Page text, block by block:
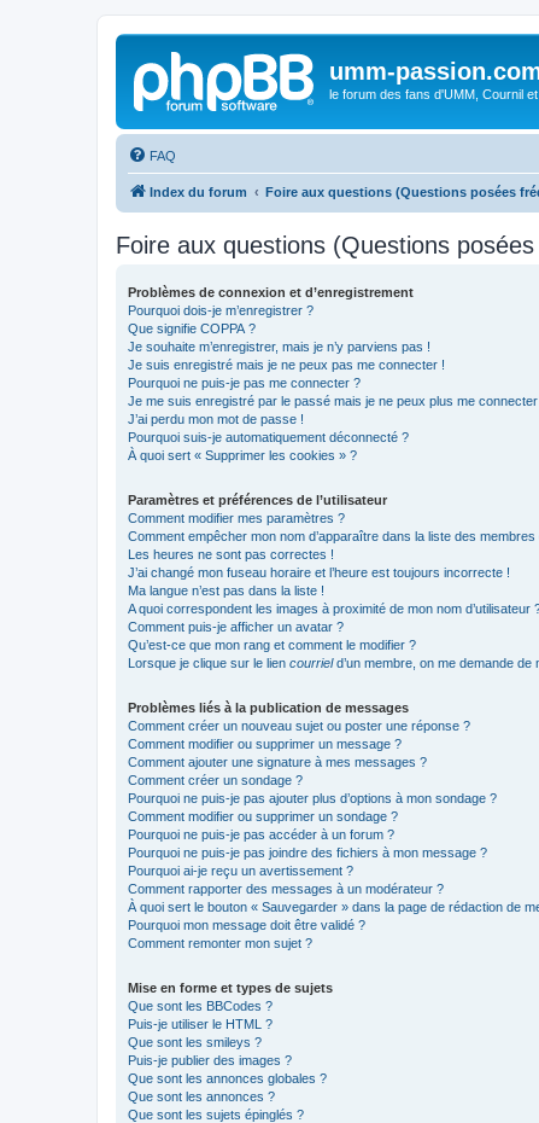
umm-
le forum des fans d'UMM, Cournil
FAQ
Index du forum Foire aux questions (Questions posées
Foire aux questions (Questions
Problèmes de connexion et d’enregistrement
Pourquoi dois-je m’enregistrer ?
Que signifie COPPA ?
Je souhaite m’enregistrer, mais je n’y parviens pas !
Je suis enregistré mais je ne peux pas me connecter !
Pourquoi ne puis-je pas me connecter ?
Je me suis enregistré par le passé mais je ne peux plus me connecter
J’ai perdu mon mot de passe !
Pourquoi suis-je automatiquement déconnecté ?
À quoi sert « Supprimer les cookies » ?
Paramètres et préférences de l’utilisateur
Comment modifier mes paramètres ?
Comment empêcher mon nom d’apparaître dans la liste des
Les heures ne sont pas correctes !
J’ai changé mon fuseau horaire et l’heure est toujours incorrecte !
Ma langue n’est pas dans la liste !
A quoi correspondent les images à proximité de mon nom d’utilisateur
Comment puis-je afficher un avatar ?
Qu’est-ce que mon rang et comment le modifier ?
Lorsque je clique sur le lien courrield’un membre, on me demande de
Problèmes liés à la publication de messages
Comment créer un nouveau sujet ou poster une réponse ?
Comment modifier ou supprimer un message ?
Comment ajouter une signature à mes messages ?
Comment créer un sondage ?
Pourquoi ne puis-je pas ajouter plus d’options à mon sondage ?
Comment modifier ou supprimer un sondage ?
Pourquoi ne puis-je pas accéder à un forum ?
Pourquoi ne puis-je pas joindre des fichiers à mon message ?
Pourquoi ai-je reçu un avertissement ?
Comment rapporter des messages à un modérateur ?
À quoi sert le bouton « Sauvegarder » dans la page de rédaction de
Pourquoi mon message doit être validé ?
Comment remonter mon sujet ?
Mise en forme et types de sujets
Que sont les BBCodes ?
Puis-je utiliser le HTML ?
Que sont les smileys ?
Puis-je publier des images ?
Que sont les annonces globales ?
Que sont les annonces ?
Que sont les sujets épinglés ?